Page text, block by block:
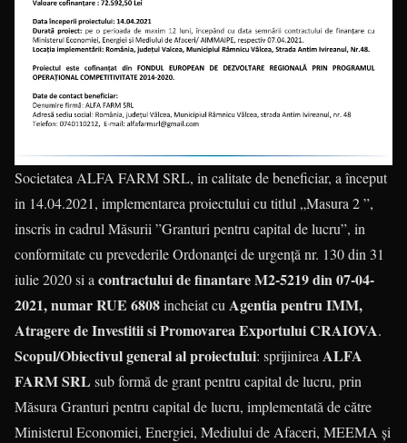
Societatea ALFA FARM SRL, in calitate de beneficiar, a început
in 14.04.2021, implementarea proiectului cu titlul „Masura 2 ”,
inscris in cadrul Măsurii ”Granturi pentru capital de lucru”, in
conformitate cu prevederile Ordonanței de urgență nr. 130 din 31
iulie 2020 si acontractului definantare M2-5219 din 07-04-
2021, numar RUE 6808incheiat cuAgentia pentru IMM,
Atragere de Investitii si Promovarea Exportului CRAIOVA.
Scopul/Obiectivul general al proiectului: sprijinireaALFA
FARM SRL sub formă de grant pentru capital de lucru, prin
Măsura Granturi pentru capital de lucru, implementată de către
Ministerul Economiei, Energiei, Mediului de Afaceri, MEEMA și